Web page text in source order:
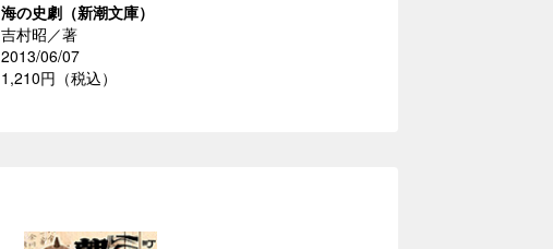
海の史劇（新潮文庫）
吉村昭／著
2013/06/07
1,210円（税込）